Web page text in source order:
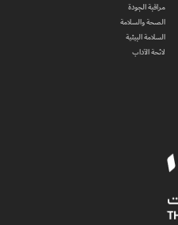
مراقبة الجودة
الصحة والسلامة
السلامة البيئية
لائحة الآداب